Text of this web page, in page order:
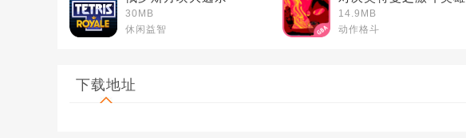
30MB
休闲益智
14.9MB
动作格斗
下载地址